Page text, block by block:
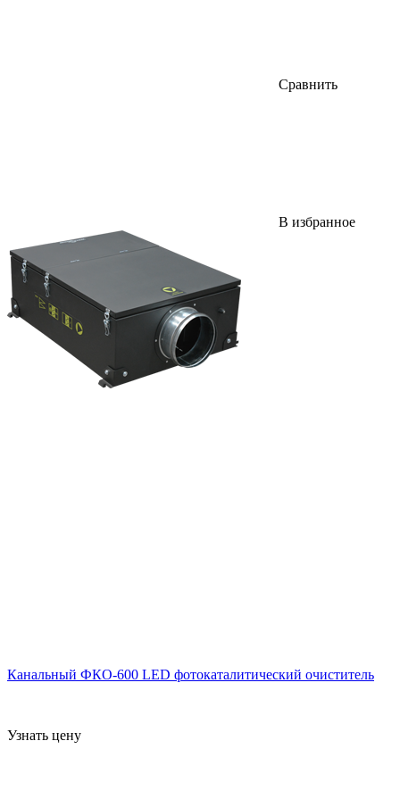
Сравнить
В избранное
Канальный ФКО-600 LED фотокаталитический очиститель
Узнать цену